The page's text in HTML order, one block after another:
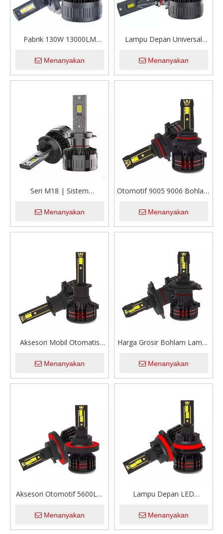
Pabrik 130W 13000LM
Aksesori Otomatis Tabung
Tembaga Tunggal 12V Luce
Bohlam Lampu Depan Led
Menanyakan
Lampu Depan Universal
13000lm 130W Bohlam
Lampu Led Mobil 9005
Menanyakan
Seri M18 | Sistem
Lampu Led Mobil Universal
H1 H4 9005 9006 9012 H11
Menanyakan
Otomotif 9005 9006 Bohlam
5600Lumen 6000K Putih
Sejuk IP68 Tahan Air OEM
Menanyakan
Aksesori Mobil Otomatis
56W Terang Tinggi 9005
9006 9007 H1 H4 H7 H11
Menanyakan
Harga Grosir Bohlam Lampu
Lampu Led Otomatis H1 H4
H7 H11 H13 9005 9006
Menanyakan
Aksesori Otomotif 5600LM
Led Super Terang H1 H4 H7
H11 H13 9005 9007 Lampu
Menanyakan
Lampu Depan LED
56W 12V Bohlam Lampu
Depan LED Mobil Super
Menanyakan